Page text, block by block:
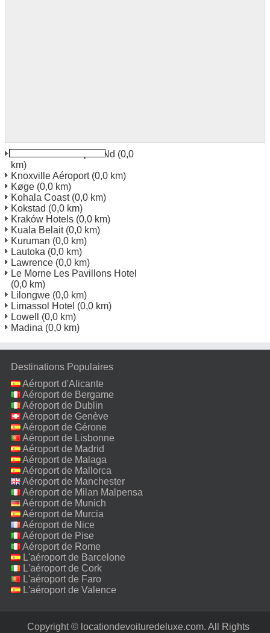
Devils Lake Aéroport Nd (0,0
km)
Knoxville Aéroport(0,0 km)
Køge (0,0 km)
Kohala Coast(0,0 km)
Kokstad (0,0 km)
Kraków Hotels (0,0 km)
Kuala Belait(0,0 km)
Kuruman (0,0 km)
Lautoka (0,0 km)
Lawrence (0,0 km)
Le Morne Les Pavillons Hotel
(0,0 km)
Lilongwe (0,0 km)
Limassol Hotel (0,0 km)
Lowell
(0,0 km)
Madina (0,0 km)
Destinations Populaires
Aéroport d'Alicante
Aéroport de Bergame
Aéroport de Dublin
Aéroport de Genève
Aéroport de Gérone
Aéroport de Lisbonne
Aéroport de Madrid
Aéroport de Malaga
Aéroport de Mallorca
Aéroport de Manchester
Aéroport de Milan Malpensa
Aéroport de Munich
Aéroport de Murcia
Aéroport de Nice
Aéroport de Pise
Aéroport de Rome
Fiumicino
L'aéroport de Barcelone
L'aéroport de Cork
L'aéroport de Faro
L'aéroport de Valence
Copyright © locationdevoituredeluxe.com. All Rights